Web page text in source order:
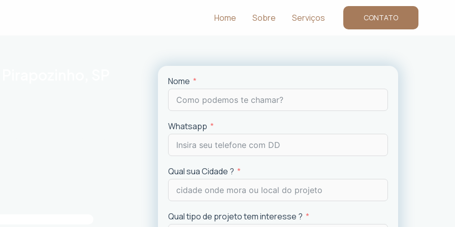
Home Sobre Serviços CONTATO
Nome
Whatsapp
Qual sua Cidade ?
Qual tipo de projeto tem interesse ?